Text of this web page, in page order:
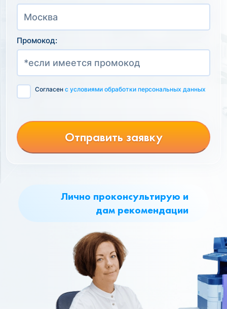
Лично проконсультирую и
дам рекомендации
Промокод:
Согласен с условиями обработки персональных данных
Отправить заявку